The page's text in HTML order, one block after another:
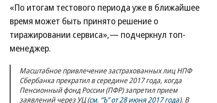
«По итогам тестового периода уже в ближайшее
время может быть принято решение о
тиражировании сервиса»,— подчеркнул топ-
менеджер.
Масштабное привлечение застрахованных лиц НПФ
Сбербанка прекратил в середине 2017 года, когда
Пенсионный фонд России (ПФР) запретил прием
заявлений через УЦ (см. “Ъ” от 28 июня 2017 года). В